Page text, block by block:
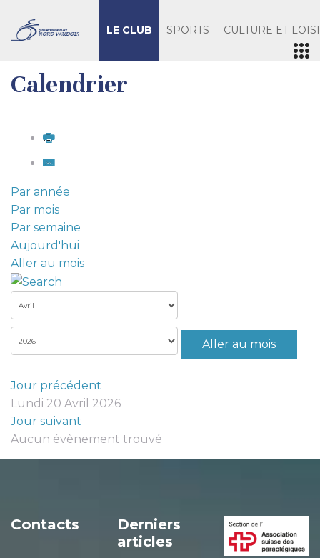
LE CLUB SPORTS CULTURE ET
Calendrier
Par année
Par mois
Par semaine
Aujourd'hui
Aller au mois
Aller au mois
Jour précédent
Lundi 20 Avril 2026
Jour suivant
Aucun évènement trouvé
Contacts
Derniers
articles